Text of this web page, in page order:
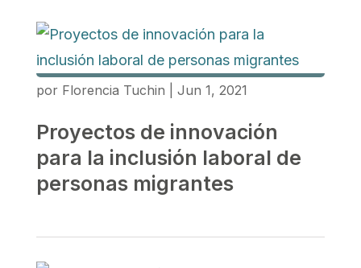
por Florencia Tuchin Jun 1, 2021
Proyectos de innovación
para la inclusión laboral de
personas migrantes